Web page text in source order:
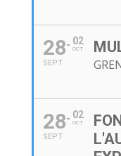
28
SEPT
02
OCT
28
SEPT
02
OCT